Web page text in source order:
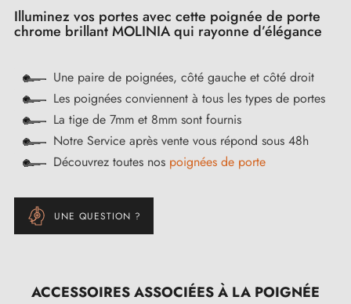
Illuminez vos portes avec cette poignée de porte
chrome brillant MOLINIA qui rayonne d’élégance
Une paire de poignées, côté gauche et côté droit
Les poignées conviennent à tous les types de portes
La tige de 7mm et 8mm sont fournis
Notre Service après vente vous répond sous 48h
Découvrez toutes nos poignées de porte
UNE QUESTION ?
ACCESSOIRES ASSOCIÉES À LA POIGNÉE